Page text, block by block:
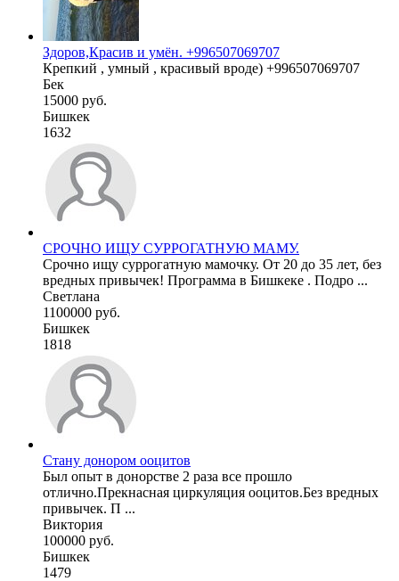
Здоров,Красив и умён. +996507069707
Крепкий , умный , красивый вроде) +996507069707
Бек
15000 руб.
Бишкек
1632
СРОЧНО ИЩУ СУРРОГАТНУЮ МАМУ.
Срочно ищу суррогатную мамочку. От 20 до 35 лет, без
вредных привычек! Программа в Бишкеке . Подро ...
Светлана
1100000 руб.
Бишкек
1818
Стану донором ооцитов
Был опыт в донорстве 2 раза все прошло
отлично.Прекнасная циркуляция ооцитов.Без вредных
привычек. П ...
Виктория
100000 руб.
Бишкек
1479